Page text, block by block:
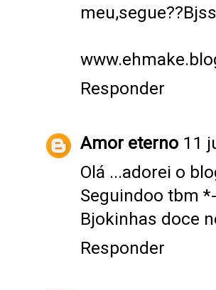
Responder
Amor eterno 11
Olá ...adorei o
Seguindoo tbm
Bjokinhas doce
Responder